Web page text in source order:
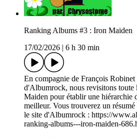
Ranking Albums #3 : Iron Maiden
17/02/2026
6 h 30 min
En compagnie de François Robinet
d'Albumrock, nous revisitons toute
Maiden pour établir une hiérarchie
meilleur. Vous trouverez un
le site d'Albumrock : https://
ranking-albums---iron-maiden-